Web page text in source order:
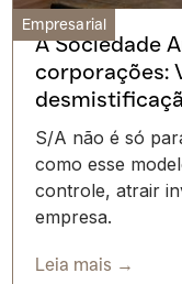
Empresarial
A Sociedade
corporações:
S/A não é só
como esse
controle, atrair
empresa.
Leia mais →